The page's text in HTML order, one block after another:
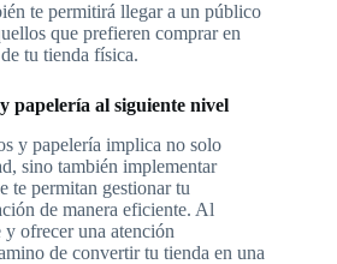
te permitirá llegar a un público
que prefieren comprar en
tu tienda física.
papelería al siguiente nivel
y papelería implica no solo
sino también implementar
te permitan gestionar tu
de manera eficiente. Al
ofrecer una atención
de convertir tu tienda en una